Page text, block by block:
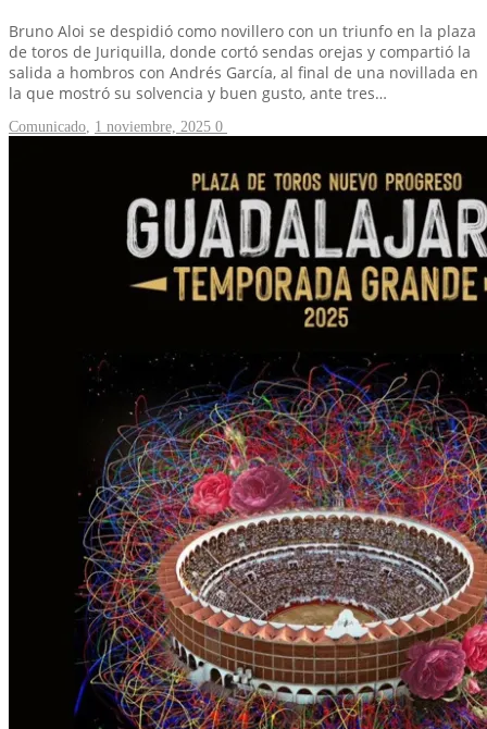
Bruno Aloi se despidió como novillero con un triunfo en la plaza
de toros de Juriquilla, donde cortó sendas orejas y compartió la
salida a hombros con Andrés García, al final de una novillada en
la que mostró su solvencia y buen gusto, ante tres…
Comunicado, 1 noviembre, 2025 0